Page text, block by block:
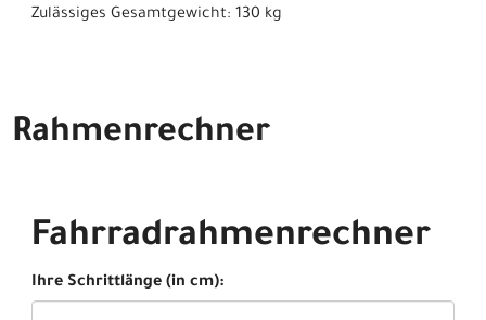
Zulässiges Gesamtgewicht: 130 kg
Rahmenrechner
Fahrradrahmenrechner
Ihre Schrittlänge (in cm):